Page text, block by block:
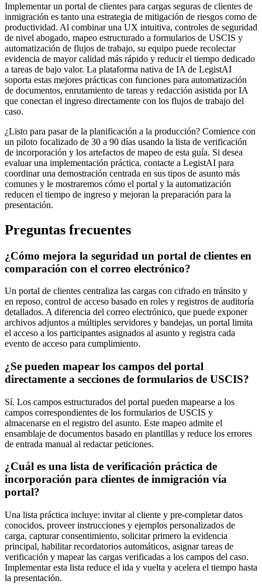
Implementar un portal de clientes para cargas seguras de clientes de
inmigración es tanto una estrategia de mitigación de riesgos como de
productividad. Al combinar una UX intuitiva, controles de seguridad
de nivel abogado, mapeo estructurado a formularios de USCIS y
automatización de flujos de trabajo, su equipo puede recolectar
evidencia de mayor calidad más rápido y reducir el tiempo dedicado
a tareas de bajo valor. La plataforma nativa de IA de LegistAI
soporta estas mejores prácticas con funciones para automatización
de documentos, enrutamiento de tareas y redacción asistida por IA
que conectan el ingreso directamente con los flujos de trabajo del
caso.
¿Listo para pasar de la planificación a la producción? Comience con
un piloto focalizado de 30 a 90 días usando la lista de verificación
de incorporación y los artefactos de mapeo de esta guía. Si desea
evaluar una implementación práctica, contacte a LegistAI para
coordinar una demostración centrada en sus tipos de asunto más
comunes y le mostraremos cómo el portal y la automatización
reducen el tiempo de ingreso y mejoran la preparación para la
presentación.
Preguntas frecuentes
¿Cómo mejora la seguridad un portal de clientes en
comparación con el correo electrónico?
Un portal de clientes centraliza las cargas con cifrado en tránsito y
en reposo, control de acceso basado en roles y registros de auditoría
detallados. A diferencia del correo electrónico, que puede exponer
archivos adjuntos a múltiples servidores y bandejas, un portal limita
el acceso a los participantes asignados al asunto y registra cada
evento de acceso para cumplimiento.
¿Se pueden mapear los campos del portal
directamente a secciones de formularios de USCIS?
Sí. Los campos estructurados del portal pueden mapearse a los
campos correspondientes de los formularios de USCIS y
almacenarse en el registro del asunto. Este mapeo admite el
ensamblaje de documentos basado en plantillas y reduce los errores
de entrada manual al redactar peticiones.
¿Cuál es una lista de verificación práctica de
incorporación para clientes de inmigración vía
portal?
Una lista práctica incluye: invitar al cliente y pre-completar datos
conocidos, proveer instrucciones y ejemplos personalizados de
carga, capturar consentimiento, solicitar primero la evidencia
principal, habilitar recordatorios automáticos, asignar tareas de
verificación y mapear las cargas verificadas a los campos del caso.
Implementar esta lista reduce el ida y vuelta y acelera el tiempo hasta
la presentación.